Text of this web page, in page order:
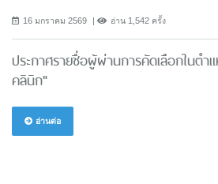
16 มกราคม 2569 อ่าน 1,542 ครั้ง
ประกาศรายชื่อผู้ผ่านการคัดเลือกในตำ
คลินิก"
อ่านต่อ